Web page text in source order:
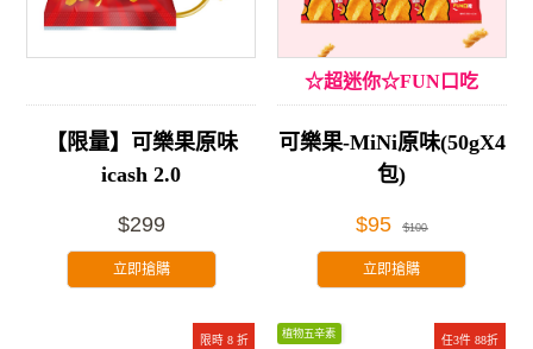
【限量】可樂果原味
icash 2.0
$299
立即搶購
☆超迷你☆FUN口吃
可樂果-MiNi原味(50gX4
包)
$95 $100
立即搶購
限時 8 折 任3件 88折
植物五辛素